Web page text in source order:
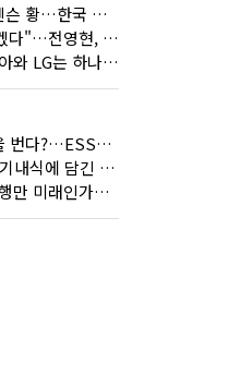
총수들 줄세운 젠슨 황…한국 산업계 새판 짰다
"결과로 보여주겠다"…전영현, 젠슨 황과 HBM5 논의
젠슨 황 "엔비디아와 LG는 하나의 거대한 팀"
전기 창고도 돈을 번다?…ESS의 '두뇌' EMO가 뭐길래
하늘 위 특별함, 기내식에 담긴 기술의 세계
"도로 위 자율주행만 미래인가요"…진흙탕서 길 내는 HD현대 AI 기술